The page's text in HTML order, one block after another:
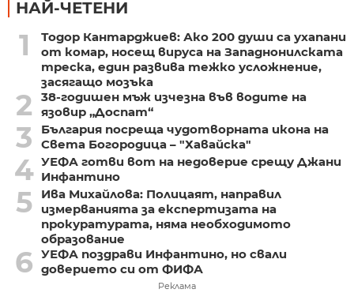
НАЙ-ЧЕТЕНИ
1
Тодор Кантарджиев: Ако 200 души са ухапани
от комар, носещ вируса на Западнонилската
треска, един развива тежко усложнение,
засягащо мозъка
2
38-годишен мъж изчезна във водите на
язовир „Доспат“
3
България посреща чудотворната икона на
Света Богородица – "Хавайска"
4 УЕФА готви вот на недоверие срещу Джани
Инфантино
5
Ива Михайлова: Полицаят, направил
измерванията за експертизата на
прокуратурата, няма необходимото
образование
6 УЕФА поздрави Инфантино, но свали
доверието си от ФИФА
Реклама